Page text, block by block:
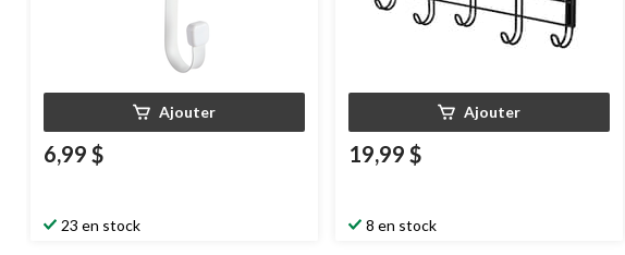
Ajouter
6,99 $
23 en stock
Ajouter
19,99 $
8 en stock